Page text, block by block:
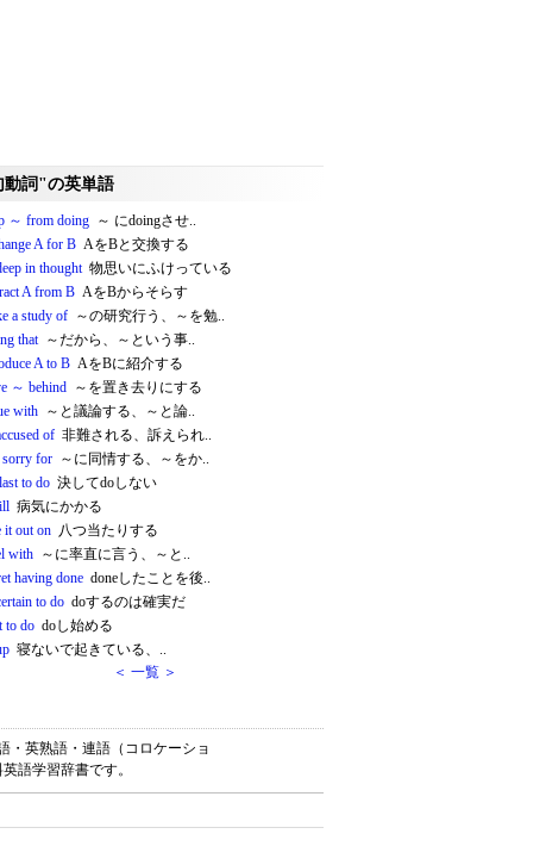
動詞"の英単語
～ from doing ～ にdoingさせ..
A for B AをBと交換する
in thought物思いにふけっている
A from B AをBからそらす
a study of ～の研究行う、～を勉..
that～だから、～という事..
A to B AをBに紹介する
～ behind ～を置き去りにする
with ～と議論する、～と論..
of 非難される、訴えられ..
sorry for ～に同情する、～をか..
to do 決してdoしない
病気にかかる
it out on 八つ当たりする
with ～に率直に言う、～と..
having done doneしたことを後..
to do doするのは確実だ
to do doし始める
寝ないで起きている、..
＜ 一覧 ＞
・英熟語・連語（コロケーショ
語学習辞書です。